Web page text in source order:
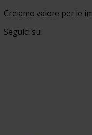
Creiamo valore per le
Seguici su: